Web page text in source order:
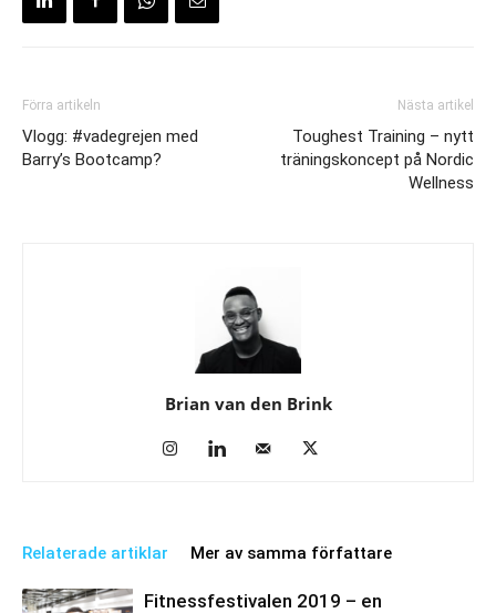
Förra artikeln
Vlogg: #vadegrejen med
Barry’s Bootcamp?
Nästa artikel
Toughest Training – nytt
träningskoncept på Nordic
Wellness
Brian van den Brink
Relaterade artiklar Mer av samma författare
Fitnessfestivalen 2019 – en